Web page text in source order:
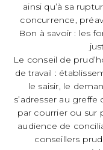
ainsi qu’à sa
concurrence,
Bon à savoir : les
Le conseil de
de travail :
le saisir, le
s’adresser au
par courrier ou sur
audience de
conseillers